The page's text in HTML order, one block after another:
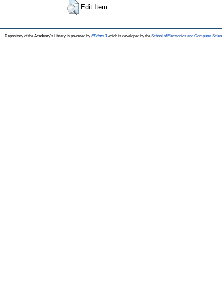
Edit Item
Repository of the Academy's Library is powered by EPrints 3which is developed by the School of Electronics and Computer